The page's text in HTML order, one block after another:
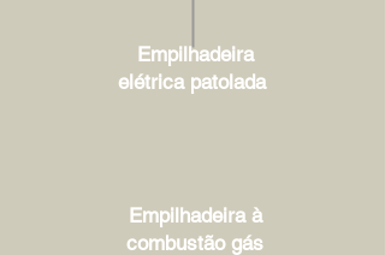
Empilhadeira
elétrica patolada
Empilhadeira à
combustão gás